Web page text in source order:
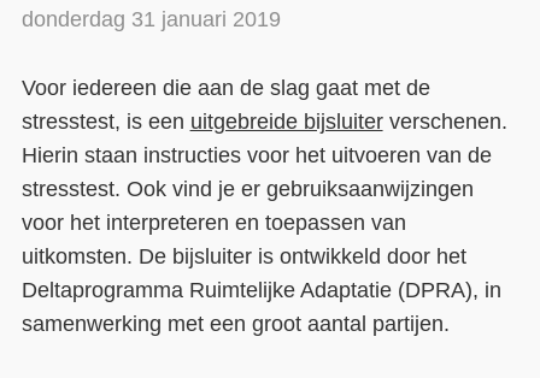
pagina
donderdag 31 januari 2019
Voor iedereen die aan de slag gaat met de
stresstest, is een uitgebreide bijsluiterverschenen.
Hierin staan instructies voor het uitvoeren van de
stresstest. Ook vind je er gebruiksaanwijzingen
voor het interpreteren en toepassen van
uitkomsten. De bijsluiter is ontwikkeld door het
Deltaprogramma Ruimtelijke Adaptatie (DPRA), in
samenwerking met een groot aantal partijen.
Subsidies
Contact
Over ons
LIFE-IP Klimaatadaptatie